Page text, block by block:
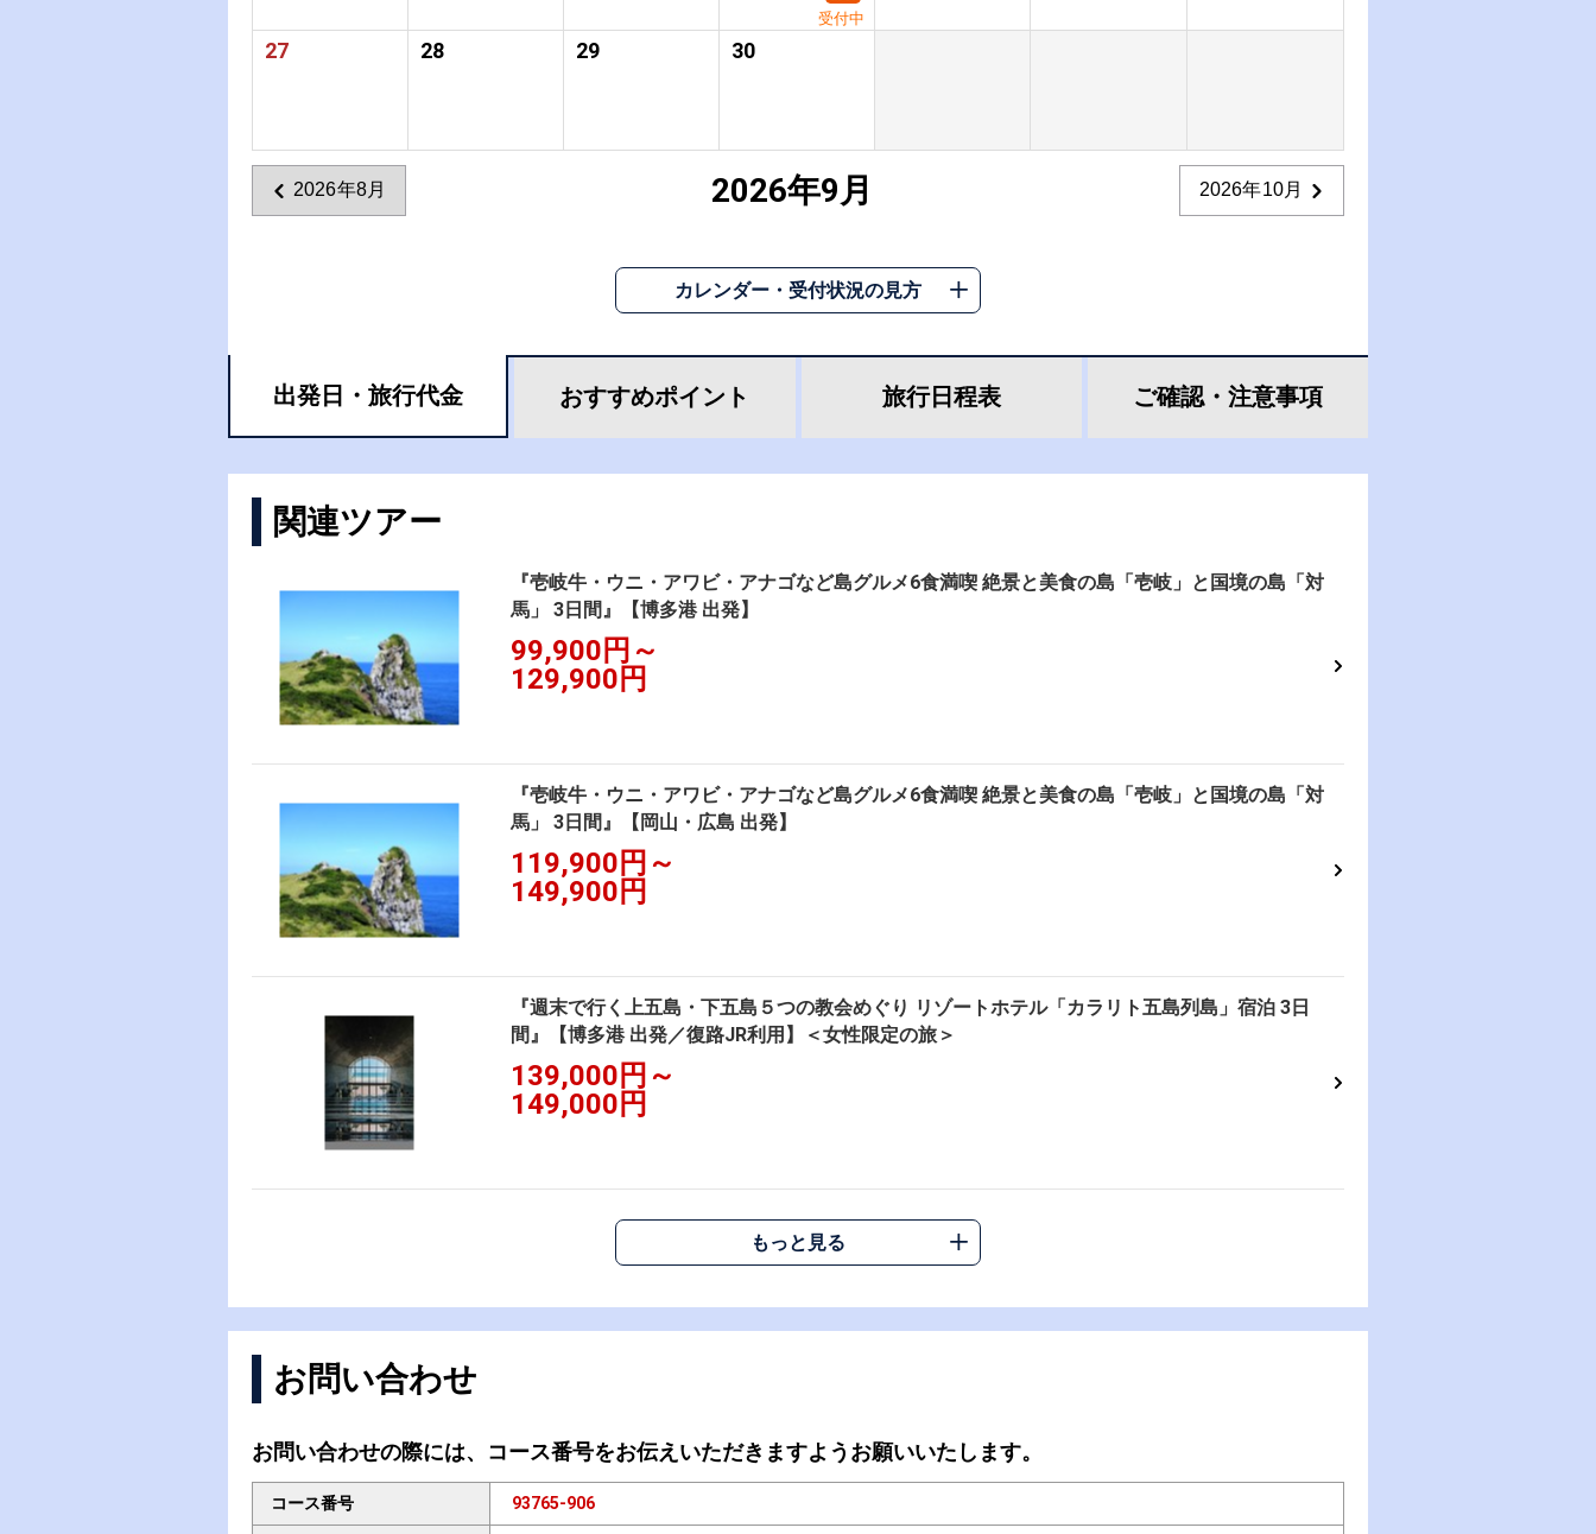
受付中
27 28 29 30
2026年8月 2026年9月 2026年10月
カレンダー・受付状況の見方
出発日・ 旅行代金 おすすめポイント 旅行日程表 ご確認・ 注意事項
関連ツアー
『壱岐牛・ウニ・アワビ・アナゴなど島グルメ6食満喫 絶景と美食の島「壱岐」と国境の島「対
馬」 3日間』【博多港 出発】
99,900円～
129,900円
『壱岐牛・ウニ・アワビ・アナゴなど島グルメ6食満喫 絶景と美食の島「壱岐」と国境の島「対
馬」 3日間』【岡山・広島 出発】
119,900円～
149,900円
『週末で行く上五島・下五島５つの教会めぐり リゾートホテル「カラリト五島列島」宿泊 3日
間』【博多港 出発／復路JR利用】＜女性限定の旅＞
139,000円～
149,000円
もっと見る
お問い合わせ
お問い合わせの際には、コース番号をお伝えいただきますようお願いいたします。
コース番号 93765-906